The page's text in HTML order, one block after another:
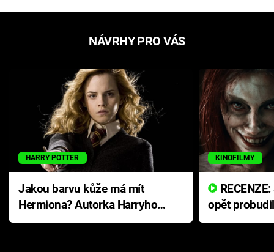
NÁVRHY PRO VÁS
HARRY POTTER
Jakou barvu kůže má mít
Hermiona? Autorka Harryho
Pottera přišla s ráznou
KINOFILMY
opět
přichází s